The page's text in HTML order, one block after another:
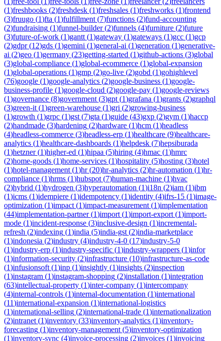
(1)freshbooks (2)freshdesk (1)freshsales (1)freshworks (1)frontend
(3)fruugo (1)fta (1)fulfillment (7)functions (2)fund-accounting
(2)fundraising (1)funnel-builder(2)funnels (4)furniture (2)future
(3)future-of-work (1)gantt (1)gateway (1)gateways (1)gcc (1)gcp
(2)gdpr(12)gds (1)gemini (1)general-ai (1)generation (1)generative-
ai (2)geo (1)germany (23)getting-started (1)github-actions (3)global
(3)global-compliance (1)global-ecommerce (1)global-expansion
(1)global-operations (1)gmp (2)go-live (2)gobd (1)gohighlevel
(76)google (1)google-analytics (2)google-business (1)google-
business-profile (1)google-cloud (2)google-pay (1)google-reviews
(1)governance (8)government (3)gpt (1)grafana (1)grants (2)graphql
(3)green-it (1)green-warehouse (1)gri (2)growing-business
(1)growth (1)grpc (1)gst (7)gta (1)guide (43)gxp (2)gym (1)haccp
(2)handmade (3)hardening (2)hardware (1)hcm (1)headless
(4)headless-commerce (3)headless-erp (1)healthcare (9)healthcare-
analytics (1)healthcare-dashboards (1)helpdesk (7)hepsiburada
(1)hetzner(1)higher-ed (1)hipaa (5)hiring (4)hmac (1)hmrc
(2)home-goods (1)home-services (1)hospitality (5)hosting (3)hotel
(1)hotel-management (1)hr(20)hr-analytics (2)hr-automation (1)hr-
compliance (1)hrms (1)hubspot (7)human-machine (1)hvac
(2)hybrid (1)hydrogen (3)hyperautomation (1)i18n (2)iam (1)ibm
(1)icms (1)idempiere (1)idempotency (1)identity (4)ifrs-15 (1)image-
optimization (1)impact (1)impact-measurement (1)implementation
(44)implementation-partner(1)import (1)import-export (1)import-
mode (1)incident-response (3)inclusive-design (1)incremental-
refresh (2)indexing (1)india (5)india-gst (2)india-marketplace
(1)indonesia (2)industry (4)industry-4-0 (17)industry-5-0
(1)industry-erp (1)industry-specific (1)industry-wrappers (1)infor
(1)information-security (2)infrastructure (10)infrastructure-as-code
(1)infusionsoft (1)inp (1)insightly (1)insights (2)inspection
(1)instagram (1)instagram-shopping (2)installation (1)integration
(63)intellectual-property (1)inter-company (1)intercompany
(4)internal-controls (1)internal-documentation (1)international
(11)international-expansion (1)international-logistics
(1)international-selling (2)international-trade (1)internationalization
(2)intranet (1)inventory (33)inventory-analytics (1)inventory-
forecasting (1)inventory-management (5)inventory-optimization
(1)inventory-sync (4)invoice-processing (2)invoices (1)invoicing